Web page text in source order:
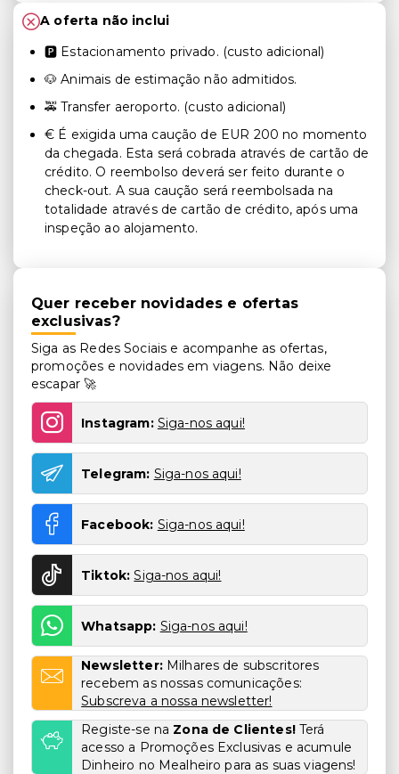
A oferta não inclui
🅿️ Estacionamento privado. (custo adicional)
🐶 Animais de estimação não admitidos.
🚕 Transfer aeroporto. (custo adicional)
€ É exigida uma caução de EUR 200 no momento
da chegada. Esta será cobrada através de cartão de
crédito. O reembolso deverá ser feito durante o
check-out. A sua caução será reembolsada na
totalidade através de cartão de crédito, após uma
inspeção ao alojamento.
Quer receber novidades e ofertas
exclusivas?
Siga as Redes Sociais e acompanhe as ofertas,
promoções e novidades em viagens. Não deixe
escapar 🚀
Instagram: Siga-nos aqui!
Telegram: Siga-nos aqui!
Facebook: Siga-nos aqui!
Tiktok: Siga-nos aqui!
Whatsapp: Siga-nos aqui!
Newsletter: Milhares de subscritores
recebem as nossas comunicações:
Subscreva a nossa newsletter!
Registe-se na Zona de Clientes!Terá
acesso a Promoções Exclusivas e acumule
Dinheiro no Mealheiro para as suas viagens!